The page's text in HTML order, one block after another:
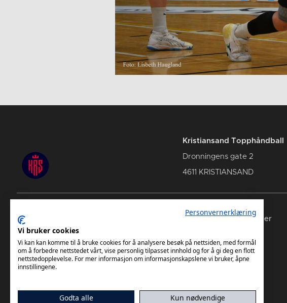
Kristiansand Topphåndball
Dronningens gate 2
4611 KRISTIANSAND
Kommende kamper
Personvernerklæring
Vi bruker cookies
Vi kan kan komme til å bruke cookies for å analysere besøk på nettsiden, med formål
om å forbedre nettstedet vårt, vise personlig tilpasset innhold og for å gi deg en flott
nettstedopplevelse. For mer informasjon om informasjonskapslene vi bruker, åpne
innstillingene.
Godta alle Kun nødvendige